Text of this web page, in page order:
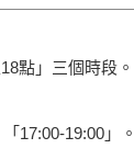
點」三個時段。
17:00-19:00」。